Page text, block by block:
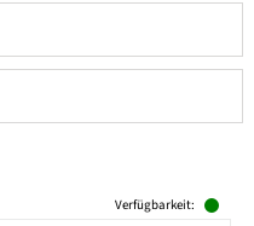
Verfügbarkeit: